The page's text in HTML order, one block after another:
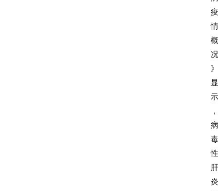
疫
情
概
况
》
显
示
，
病
毒
性
肝
炎